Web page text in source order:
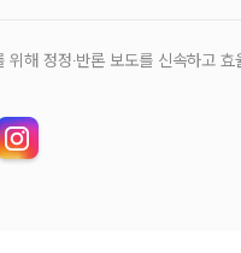
해 정정‧반론 보도를 신속하고